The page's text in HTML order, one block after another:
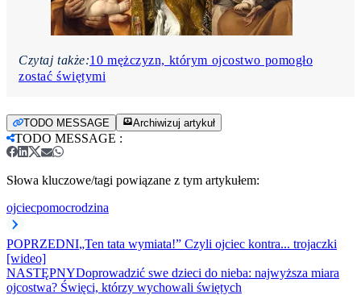
Czytaj także:10 mężczyzn, którym ojcostwo pomogło
zostać świętymi
TODO MESSAGE Archiwizuj artykuł
TODO MESSAGE :
Słowa kluczowe/tagi powiązane z tym artykułem:
ojciecpomocrodzina
POPRZEDNI„Ten tata wymiata!” Czyli ojciec kontra... trojaczki
[wideo]
NASTĘPNYDoprowadzić swe dzieci do nieba: najwyższa miara
ojcostwa? Święci, którzy wychowali świętych